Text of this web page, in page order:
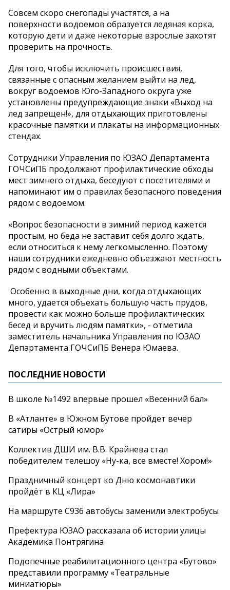
Совсем скоро снегопады участятся, а на
поверхности водоемов образуется ледяная корка,
которую дети и даже некоторые взрослые захотят
проверить на прочность.
Для того, чтобы исключить происшествия,
связанные с опасным желанием выйти на лед,
вокруг водоемов Юго-Западного округа уже
установлены предупреждающие знаки «Выход на
лед запрещен!», для отдыхающих приготовлены
красочные памятки и плакаты на информационных
стендах.
Сотрудники Управления по ЮЗАО Департамента
ГОЧСиПБ продолжают профилактические обходы
мест зимнего отдыха, беседуют с посетителями и
напоминают им о правилах безопасного поведения
рядом с водоемом.
«Вопрос безопасности в зимний период кажется
простым, но беда не заставит себя долго ждать,
если относиться к нему легкомысленно. Поэтому
наши сотрудники ежедневно объезжают местность
рядом с водными объектами.
Особенно в выходные дни, когда отдыхающих
много, удается объехать большую часть прудов,
провести как можно больше профилактических
бесед и вручить людям памятки», - отметила
заместитель начальника Управления по ЮЗАО
Департамента ГОЧСиПБ Венера Юмаева.
ПОСЛЕДНИЕ НОВОСТИ
В школе №1492 впервые прошел «Весенний бал»
В «Атланте» в Южном Бутове пройдет вечер
сатиры «Острый юмор»
Коллектив ДШИ им. В.В. Крайнева стал
победителем телешоу «Ну-ка, все вместе! Хором!»
Праздничный концерт ко Дню космонавтики
пройдёт в КЦ «Лира»
На маршруте С936 автобусы заменили электробусы
Префектура ЮЗАО рассказала об истории улицы
Академика Понтрягина
Подопечные реабилитационного центра «Бутово»
представили программу «Театральные
миниатюры»